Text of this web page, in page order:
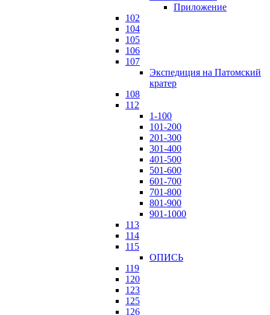
Приложение
102
104
105
106
107
Экспедиция на Патомский
кратер
108
112
1-100
101-200
201-300
301-400
401-500
501-600
601-700
701-800
801-900
901-1000
113
114
115
ОПИСЬ
119
120
123
125
126